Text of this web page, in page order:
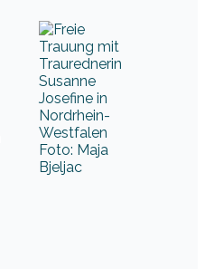
Foto: Maja
Bjeljac